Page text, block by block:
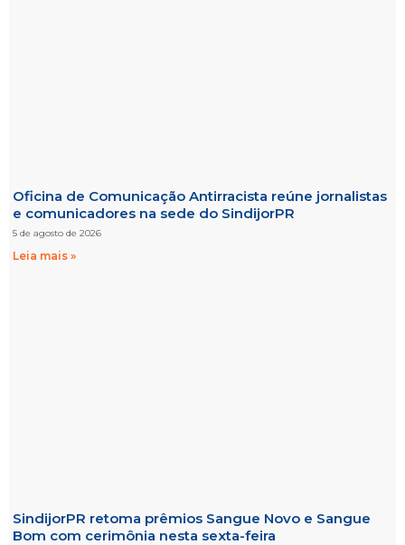
Oficina de Comunicação Antirracista reúne jornalistas
e comunicadores na sede do SindijorPR
5 de agosto de 2026
Leia mais »
SindijorPR retoma prêmios Sangue Novo e Sangue
Bom com cerimônia nesta sexta-feira